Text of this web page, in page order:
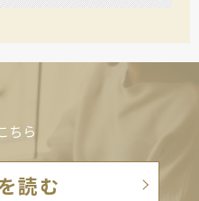
ちら
読む